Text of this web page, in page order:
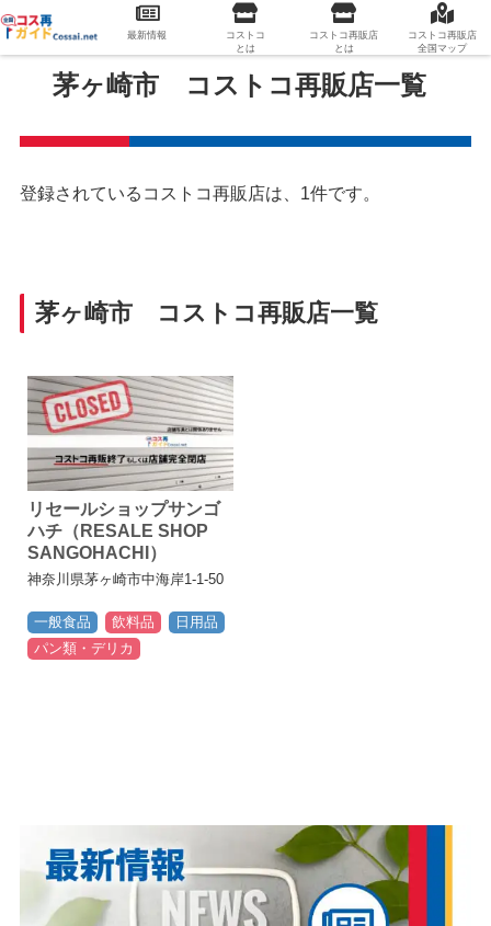
茅ヶ崎市 コストコ再販店一覧
登録されているコストコ再販店は、1件です。
茅ヶ崎市 コストコ再販店一覧
リセールショップサンゴ
ハチ（RESALE SHOP
SANGOHACHI）
神奈川県茅ヶ崎市中海岸1-1-50
一般食品 飲料品
日用品
パン類・デリカ
最新情報
コストコ
とは
コストコ再販店
とは
コストコ再販店
全国マップ